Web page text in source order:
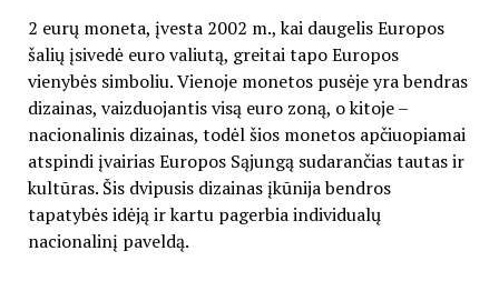
2 eurų moneta, įvesta 2002 m., kai daugelis Europos
šalių įsivedė euro valiutą, greitai tapo Europos
vienybės simboliu. Vienoje monetos pusėje yra bendras
dizainas, vaizduojantis visą euro zoną, o kitoje –
nacionalinis dizainas, todėl šios monetos apčiuopiamai
atspindi įvairias Europos Sąjungą sudarančias tautas ir
kultūras. Šis dvipusis dizainas įkūnija bendros
tapatybės idėją ir kartu pagerbia individualų
nacionalinį paveldą.